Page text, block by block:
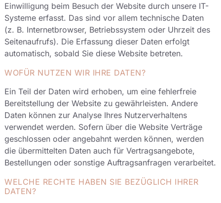
Einwilligung beim Besuch der Website durch unsere IT-
Systeme erfasst. Das sind vor allem technische Daten
(z. B. Internetbrowser, Betriebssystem oder Uhrzeit des
Seitenaufrufs). Die Erfassung dieser Daten erfolgt
automatisch, sobald Sie diese Website betreten.
WOFÜR NUTZEN WIR IHRE DATEN?
Ein Teil der Daten wird erhoben, um eine fehlerfreie
Bereitstellung der Website zu gewährleisten. Andere
Daten können zur Analyse Ihres Nutzerverhaltens
verwendet werden. Sofern über die Website Verträge
geschlossen oder angebahnt werden können, werden
die übermittelten Daten auch für Vertragsangebote,
Bestellungen oder sonstige Auftragsanfragen verarbeitet.
WELCHE RECHTE HABEN SIE BEZÜGLICH IHRER
DATEN?